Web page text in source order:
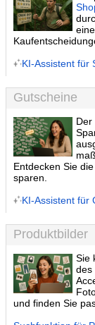
KI-Assistent für
Gutscheine
Der
Entdecken Sie
sparen.
KI-Assistent für
Produktbilder
Sie
des
und finden Sie